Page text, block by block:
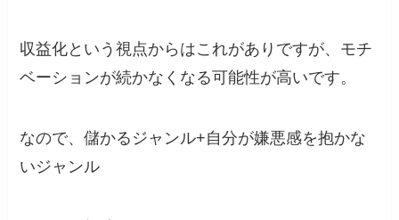
収益化という視点からはこれがありですが、モチ
ベーションが続かなくなる可能性が高いです。
なので、儲かるジャンル+自分が嫌悪感を抱かな
いジャンル